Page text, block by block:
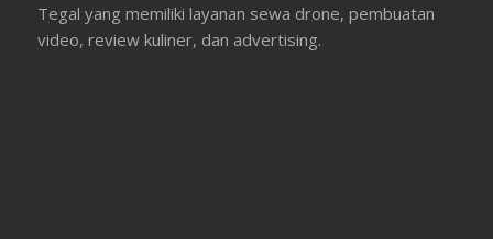
Tegal yang memiliki layanan sewa drone, pembuatan
video, review kuliner, dan advertising.